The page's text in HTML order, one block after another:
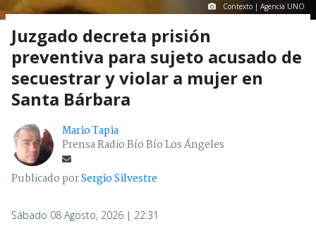
Contexto | Agencia UNO
Juzgado decreta prisión
preventiva para sujeto acusado de
secuestrar y violar a mujer en
Santa Bárbara
Mario Tapia
Prensa Radio Bío Bío Los Ángeles
Publicado porSergio Silvestre
Sábado 08 Agosto, 2026 | 22:31